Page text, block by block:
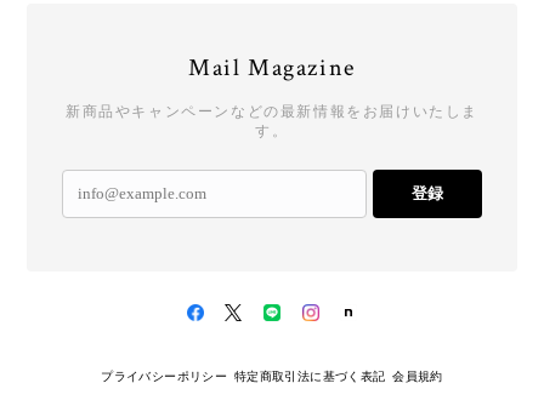
Mail Magazine
新商品やキャンペーンなどの最新情報をお届けいたしま
す。
登録
プライバシーポリシー 特定商取引法に基づく表記 会員規約